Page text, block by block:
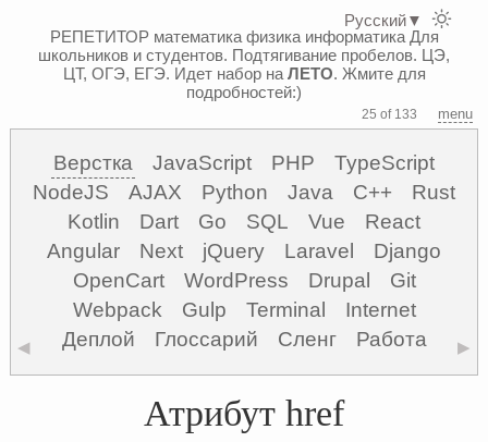
РЕПЕТИТОР математика физика информатикаДля
школьников и студентов. Подтягивание пробелов. ЦЭ,
ЦТ, ОГЭ, ЕГЭ. Идет набор на ЛЕТО. Жмите для
подробностей:)
25 of 133 menu
Верстка JavaScript PHP
TypeScript
NodeJS
AJAX Python Java C++
Rust
Kotlin
Dart Go SQL Vue
React
Angular
Next jQuery Laravel
Django
OpenCart
WordPress Drupal
Git
Webpack
Gulp Terminal
Internet
Деплой
Глоссарий Сленг Работа
◀ ▶
Атрибут href
Русский▼